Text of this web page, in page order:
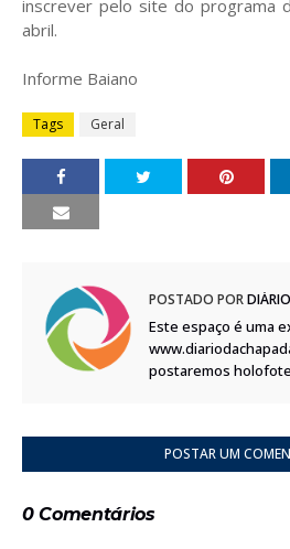
inscrever pelo site do programa
abril.
Informe Baiano
Tags Geral
POSTADO POR
Este espaço é uma
postaremos
POSTAR UM
0 Comentários